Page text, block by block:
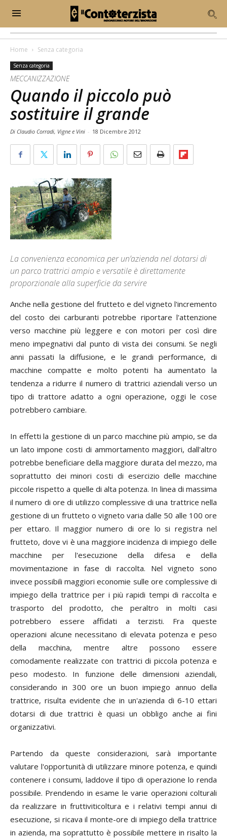
Home Senza categoria
Senza categoria
MECCANIZZAZIONE
Quando il piccolo può
sostituire il grande
Di Claudio Corradi, Vigne e Vini - 18 Dicembre 2012
La convenienza economica per un’azienda nel dotarsi di
un parco trattrici ampio e versatile è direttamente
proporzionale alla superficie da servire
Anche nella gestione del frutteto e del vigneto l'incremento
del costo dei carburanti potrebbe riportare l'attenzione
verso macchine più leggere e con motori per così dire
meno impegnativi dal punto di vista dei consumi. Se negli
anni passati la diffusione, e le grandi performance, di
macchine compatte e molto potenti ha aumentato la
tendenza a ridurre il numero di trattrici aziendali verso un
tipo di trattore adatto a ogni operazione, oggi le cose
potrebbero cambiare.
In effetti la gestione di un parco macchine più ampio, se da
un lato impone costi di ammortamento maggiori, dall'altro
potrebbe beneficiare della maggiore durata del mezzo, ma
soprattutto dei minori costi di esercizio delle macchine
piccole rispetto a quelle di alta potenza. In linea di massima
il numero di ore di utilizzo complessive di una trattrice nella
gestione di un frutteto o vigneto varia dalle 50 alle 100 ore
per ettaro. Il maggior numero di ore lo si registra nel
frutteto, dove vi è una maggiore incidenza di impiego delle
macchine per l'esecuzione della difesa e della
movimentazione in fase di raccolta. Nel vigneto sono
invece possibili maggiori economie sulle ore complessive di
impiego della trattrice per i più rapidi tempi di raccolta e
trasporto del prodotto, che peraltro in molti casi
potrebbero essere affidati a terzisti. Fra queste
operazioni alcune necessitano di elevata potenza e peso
della macchina, mentre altre possono essere
comodamente realizzate con trattrici di piccola potenza e
peso modesto. In funzione delle dimensioni aziendali,
considerando in 300 ore un buon impiego annuo della
trattrice, risulta evidente che in un'azienda di 6-10 ettari
dotarsi di due trattrici è quasi un obbligo anche ai fini
organizzativi.
Partendo da queste considerazioni, sarà importante
valutare l'opportunità di utilizzare minore potenza, e quindi
contenere i consumi, laddove il tipo di operazione lo renda
possibile. Prendendo in esame le varie operazioni colturali
da realizzare in fruttiviticoltura e i relativi tempi annui di
esecuzione, si ricava il monte-ore di impiego della trattrice
in azienda, ma soprattutto è possibile mettere in risalto la